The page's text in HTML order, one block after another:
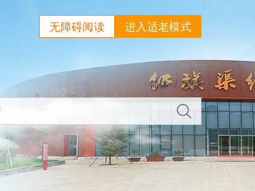
进入适老模式
无障碍阅读
简体 / 繁體